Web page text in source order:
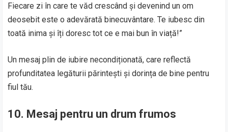
Fiecare zi în care te văd crescând și devenind un om
deosebit este o adevărată binecuvântare. Te iubesc din
toată inima și îți doresc tot ce e mai bun în viață!”
Un mesaj plin de iubire necondiționată, care reflectă
profunditatea legăturii părintești și dorința de bine pentru
fiul tău.
10. Mesaj pentru un drum frumos